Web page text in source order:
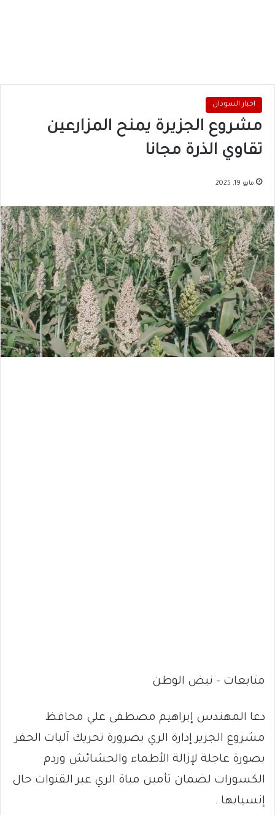
اخبار السودان
مشروع الجزيرة يمنح المزارعين
تقاوي الذرة مجانا
مايو 19, 2025
متابعات – نبض الوطن
دعا المهندس إبراهيم مصطفى علي محافظ
مشروع الجزير إدارة الري بضرورة تحريك آليات الحفر
بصورة عاجلة لإزالة الأطماء والحشائش وردم
الكسورات لضمان تأمين مياة الري عبر القنوات حال
إنسيابها .